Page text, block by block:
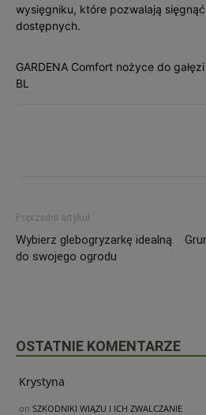
wysięgniku, które pozwalają
dostępnych.
GARDENA Comfort nożyce do
BL
Poprzedni artykuł
Wybierz glebogryzarkę idealną
do swojego ogrodu
OSTATNIE KOMENTARZE
Krystyna
on SZKODNIKI WIĄZU I ICH ZWALCZANIE